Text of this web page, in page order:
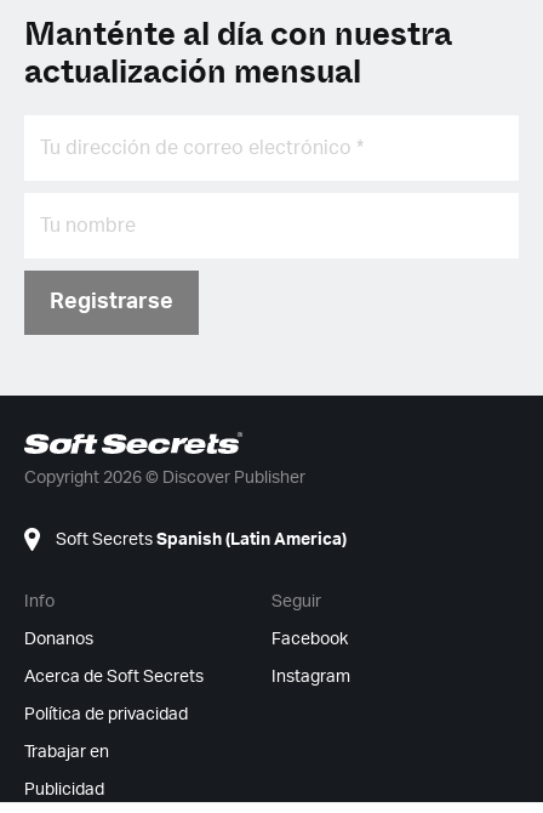
Manténte al día con nuestra
actualización mensual
Registrarse
Copyright 2026 © Discover Publisher
Soft Secrets Spanish (Latin America)
Info
Donanos
Acerca de Soft Secrets
Política de privacidad
Trabajar en
Publicidad
Seguir
Facebook
Instagram